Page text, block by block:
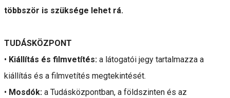
többször is szüksége lehet rá.
TUDÁSKÖZPONT
• Kiállítás és filmvetítés: a látogatói jegy tartalmazza a
kiállítás és a filmvetítés megtekintését.
• Mosdók: a Tudásközpontban, a földszinten és az